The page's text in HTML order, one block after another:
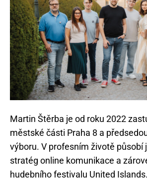
Martin Štěrba je od roku 2022
městské části Praha 8 a
výboru. V profesním životě působí
stratég online komunikace a
hudebního festivalu United